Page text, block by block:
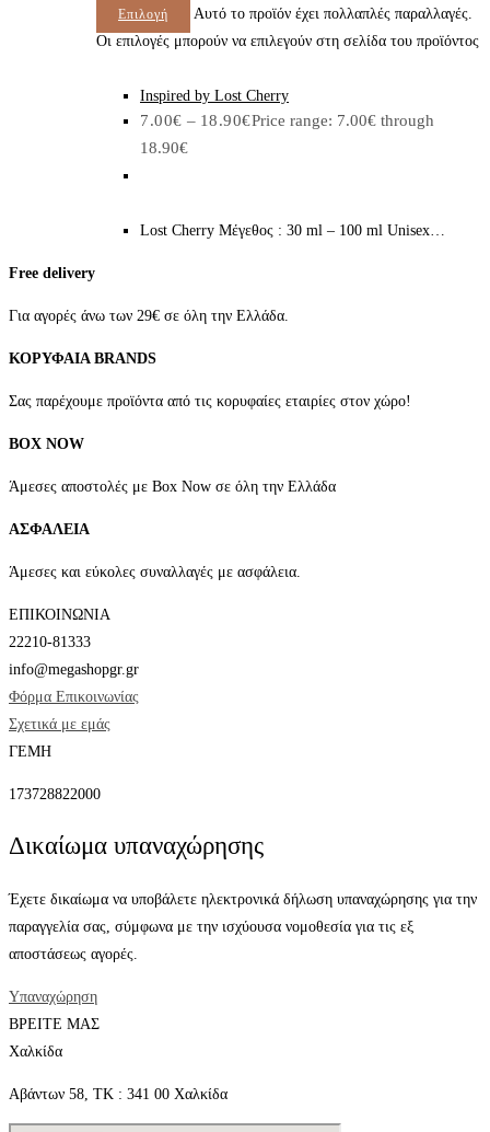
Επιλογή
Αυτό το προϊόν έχει πολλαπλές παραλλαγές.
Οι επιλογές μπορούν να επιλεγούν στη σελίδα του προϊόντος
Inspired by Lost Cherry
7.00€ – 18.90€Price range: 7.00€ through
18.90€
Lost Cherry Μέγεθος : 30 ml – 100 ml Unisex…
Free delivery
Για αγορές άνω των 29€ σε όλη την Ελλάδα.
ΚΟΡΥΦΑΙΑ BRANDS
Σας παρέχουμε προϊόντα από τις κορυφαίες εταιρίες στον χώρο!
BOX NOW
Άμεσες αποστολές με Box Now σε όλη την Ελλάδα
ΑΣΦΑΛΕΙΑ
Άμεσες και εύκολες συναλλαγές με ασφάλεια.
ΕΠΙΚΟΙΝΩΝΙΑ
22210-81333
info@megashopgr.gr
Φόρμα Επικοινωνίας
Σχετικά με εμάς
ΓΕΜΗ
173728822000
Δικαίωμα υπαναχώρησης
Έχετε δικαίωμα να υποβάλετε ηλεκτρονικά δήλωση υπαναχώρησης για την
παραγγελία σας, σύμφωνα με την ισχύουσα νομοθεσία για τις εξ
αποστάσεως αγορές.
Υπαναχώρηση
ΒΡΕΙΤΕ ΜΑΣ
Χαλκίδα
Αβάντων 58, ΤΚ : 341 00 Χαλκίδα